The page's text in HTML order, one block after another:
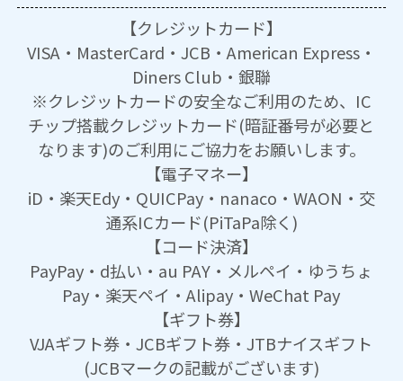
【クレジットカード】
VISA・MasterCard・JCB・American Express・
Diners Club・銀聯
※クレジットカードの安全なご利用のため、IC
チップ搭載クレジットカード(暗証番号が必要と
なります)のご利用にご協力をお願いします。
【電子マネー】
iD・楽天Edy・QUICPay・nanaco・WAON・交
通系ICカード(PiTaPa除く)
【コード決済】
PayPay・d払い・au PAY・メルペイ・ゆうちょ
Pay・楽天ペイ・Alipay・WeChat Pay
【ギフト券】
VJAギフト券・JCBギフト券・JTBナイスギフト
(JCBマークの記載がございます)